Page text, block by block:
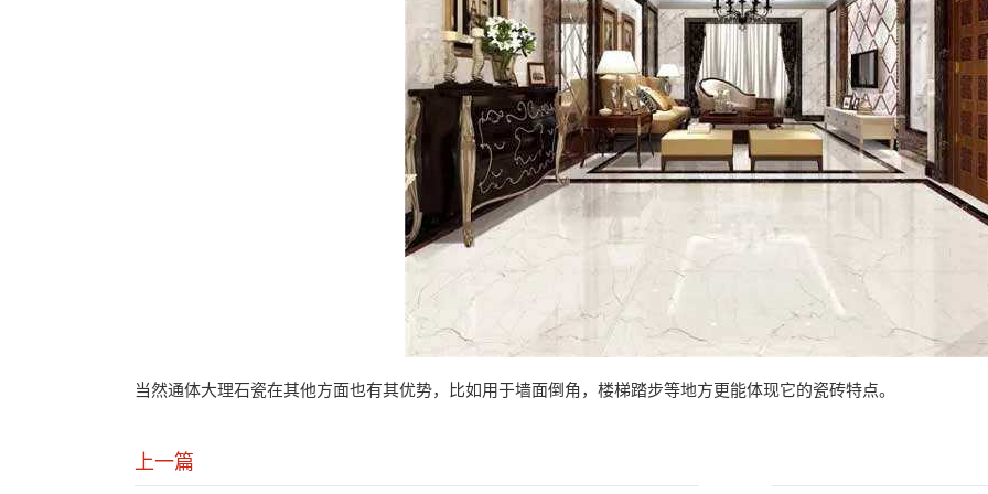
当然通体大理石瓷在其他方面也有其优势，比如用于墙面倒角，楼梯踏步等地方更能体现它的瓷砖特点。
上一篇